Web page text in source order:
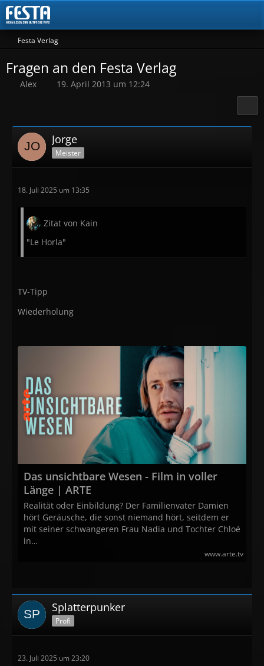
Festa Verlag
Fragen an den Festa Verlag
Alex 19. April 2013 um 12:24
Jorge
Meister
18. Juli 2025 um 13:35
Zitat von Kain
"Le Horla"
TV-Tipp
Wiederholung
Das unsichtbare Wesen - Film in voller
Länge | ARTE
Realität oder Einbildung? Der Familienvater Damien
hört Geräusche, die sonst niemand hört, seitdem er
mit seiner schwangeren Frau Nadia und Tochter Chloé
in…
www.arte.tv
Splatterpunker
Profi
23. Juli 2025 um 23:20